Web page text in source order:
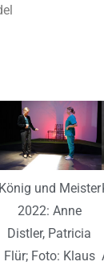
und Meister
2022: Anne
Distler, Patricia
Flür; Foto: Klaus